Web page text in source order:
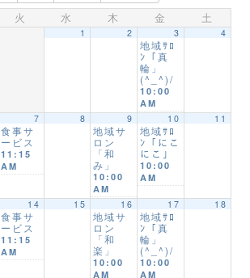
火 水 木 金 土
1 2 3
地域ｻﾛ
ﾝ「真
輪」
(^_^)/
10:00
AM
4
7
食事サ
ービス
11:15
AM
8 9
地域サ
ロン
「和
み」
10:00
AM
10
地域ｻﾛ
ﾝ「にこ
にこ」
10:00
AM
11
14
食事サ
ービス
11:15
AM
15 16
地域サ
ロン
「和
楽」
10:00
AM
17
地域ｻﾛ
ﾝ「真
輪」
(^_^)/
10:00
AM
18